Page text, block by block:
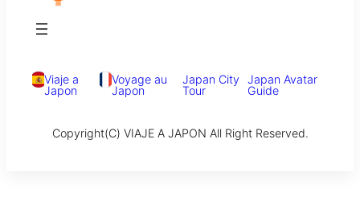
Viaje a
Japon
Voyage au
Japon
Japan City
Tour
Japan Avatar
Guide
Copyright(C) VIAJE A JAPON All Right Reserved.